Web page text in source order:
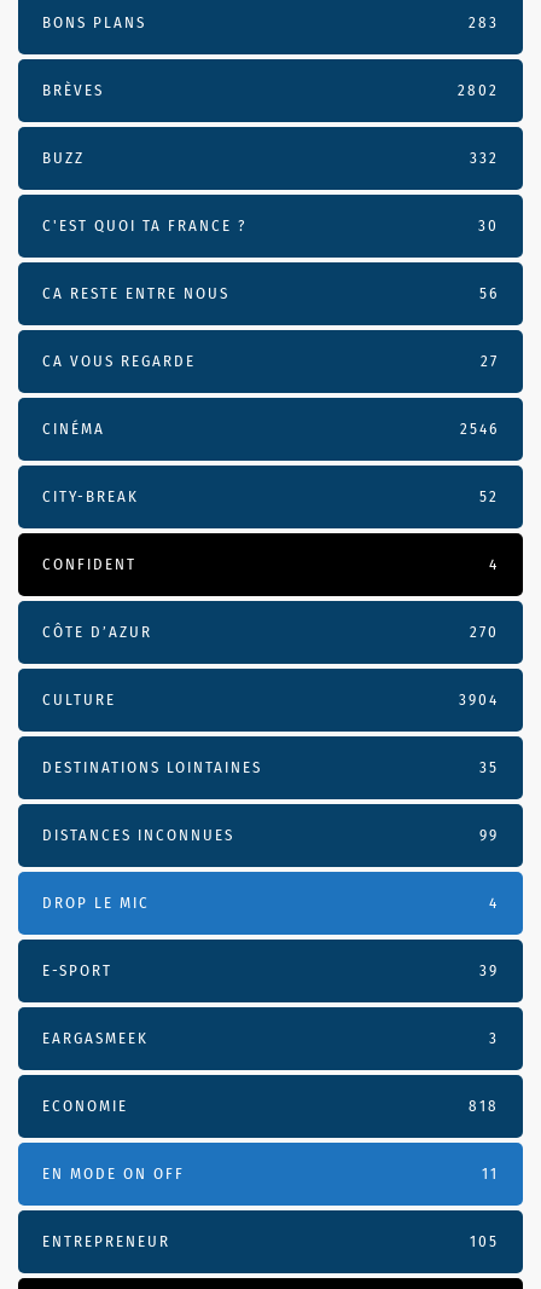
BONS PLANS 283
BRÈVES 2802
BUZZ 332
C'EST QUOI TA FRANCE ? 30
CA RESTE ENTRE NOUS 56
CA VOUS REGARDE 27
CINÉMA 2546
CITY-BREAK 52
CONFIDENT 4
CÔTE D’AZUR 270
CULTURE 3904
DESTINATIONS LOINTAINES 35
DISTANCES INCONNUES 99
DROP LE MIC 4
E-SPORT 39
EARGASMEEK 3
ECONOMIE 818
EN MODE ON OFF 11
ENTREPRENEUR 105